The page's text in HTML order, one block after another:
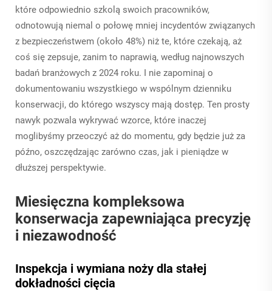
które odpowiednio szkolą swoich pracowników,
odnotowują niemal o połowę mniej incydentów związanych
z bezpieczeństwem (około 48%) niż te, które czekają, aż
coś się zepsuje, zanim to naprawią, według najnowszych
badań branżowych z 2024 roku. I nie zapominaj o
dokumentowaniu wszystkiego w wspólnym dzienniku
konserwacji, do którego wszyscy mają dostęp. Ten prosty
nawyk pozwala wykrywać wzorce, które inaczej
moglibyśmy przeoczyć aż do momentu, gdy będzie już za
późno, oszczędzając zarówno czas, jak i pieniądze w
dłuższej perspektywie.
Miesięczna kompleksowa
konserwacja zapewniająca precyzję
i niezawodność
Inspekcja i wymiana noży dla stałej
dokładności cięcia